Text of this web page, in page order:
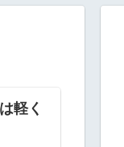
軽く